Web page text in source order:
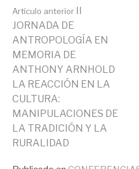
Seguir
leyendo
Artículo anterior
JORNADA DE
ANTROPOLOGÍA EN
MEMORIA DE
ANTHONY ARNHOLD
LA REACCIÓN EN LA
CULTURA:
MANIPULACIONES DE
LA TRADICIÓN Y LA
RURALIDAD